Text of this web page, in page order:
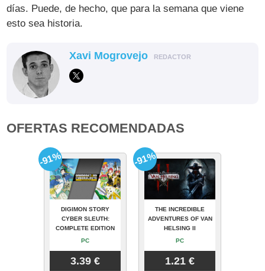
días. Puede, de hecho, que para la semana que viene
esto sea historia.
Xavi Mogrovejo REDACTOR
OFERTAS RECOMENDADAS
DIGIMON STORY
CYBER SLEUTH:
COMPLETE EDITION
PC
3.39 €
-91%
THE INCREDIBLE
ADVENTURES OF VAN
HELSING II
PC
1.21 €
-91%